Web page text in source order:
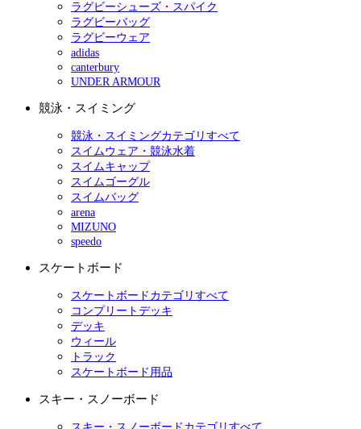
ラグビーシューズ・スパイク
ラグビーバッグ
ラグビーウェア
adidas
canterbury
UNDER ARMOUR
競泳・スイミング
競泳・スイミングカテゴリすべて
スイムウェア・競泳水着
スイムキャップ
スイムゴーグル
スイムバッグ
arena
MIZUNO
speedo
スケートボード
スケートボードカテゴリすべて
コンプリートデッキ
デッキ
ウィール
トラック
スケートボード用品
スキー・スノーボード